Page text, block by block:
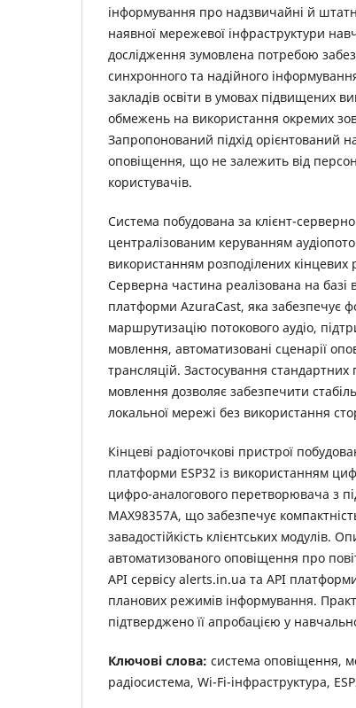
інформування про надзвичайні й
наявної мережевої інфраструктури
дослідження зумовлена потребою
синхронного та надійного
закладів освіти в умовах підвищених
обмежень на використання окремих
Запропонований підхід орієнтований
оповіщення, що не залежить від
користувачів.
Система побудована за клієнт-
централізованим керуванням
використанням розподілених кінцевих
Серверна частина реалізована на базі
платформи AzuraCast, яка забезпечує
маршрутизацію потокового аудіо,
мовлення, автоматизовані сценарії
трансляцій. Застосування стандартних
мовлення дозволяє забезпечити
локальної мережі без використання
Кінцеві радіоточкові пристрої
платформи ESP32 із використанням
цифро-аналогового перетворювача з
MAX98357A, що забезпечує
завадостійкість клієнтських модулів.
автоматизованого оповіщення про
API сервісу alerts.in.ua та API
планових режимів інформування.
підтверджено її апробацією у
Ключові слова: система оповіщення,
радіосистема, Wi-Fi-інфраструктура,